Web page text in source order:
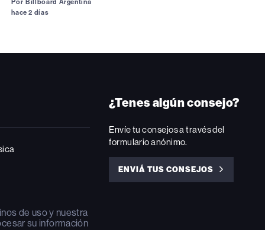
hace 2 días
de usoy nuestra
su información
¿Tenes algún consejo?
Envíe tu consejos a través del
formulario anónimo.
ENVIÁ TUS CONSEJOS
ENVIÁ
TUS